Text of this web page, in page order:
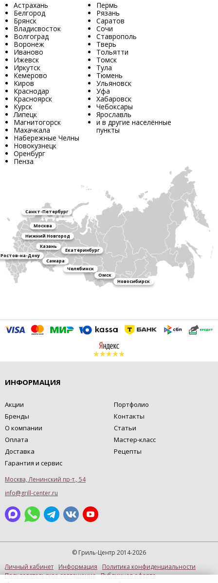
Астрахань
Белгород
Брянск
Владисвосток
Волгоград
Воронеж
Иваново
Ижевск
Иркутск
Кемерово
Киров
Краснодар
Красноярск
Курск
Липецк
Магнитогорск
Махачкала
Набережные Челны
Новокузнецк
Оренбург
Пенза
Пермь
Рязань
Саратов
Сочи
Ставрополь
Тверь
Тольятти
Томск
Тула
Тюмень
Ульяновск
Уфа
Хабаровск
Чебоксары
Ярославль
и в другие населённые
пункты
Санкт-Петербург
Москва
Нижний Новгород
Казань
Екатеринбург
Ростов-на-Дону
Самара
Челябинск
Омск
Новосибирск
ИНФОРМАЦИЯ
Акции
Бренды
О компании
Оплата
Доставка
Гарантия и сервис
Портфолио
Контакты
Статьи
Мастер-класс
Рецепты
Москва, Ленинский пр-т., 54
info@grill-center.ru
© Гриль-Центр 2014-2026
Личный кабинет Информация
Политика конфиденциальности
Пользовательское соглашение Публичная оферта